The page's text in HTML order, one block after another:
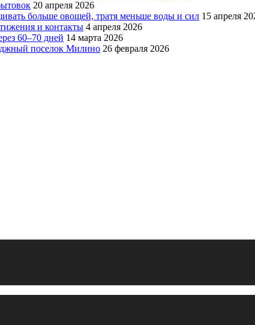
20 апреля 2026
больше овощей, тратя меньше воды и сил 15 апреля
и контакты 4 апреля 2026
60–70 дней 14 марта 2026
поселок Милино 26 февраля 2026